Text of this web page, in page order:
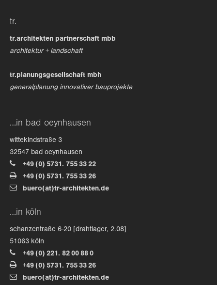
+44 1234 567 890
drop us a line
adipiscing elit.
sociis natoque penatibus et magnis dis parturient
montes, nascetur ridiculus mus. donec quam felis,
ultricies nec.
tr.
tr.architekten partnerschaft mbb
architektur + landschaft
tr.planungsgesellschaft mbh
generalplanung innovativer bauprojekte
…in bad oeynhausen
wittekindstraße 3
32547 bad oeynhausen
+49 (0) 5731. 755 33 22
+49 (0) 5731. 755 33 26
buero(at)tr-architekten.de
…in köln
schanzentraße 6-20 [drahtlager, 2.08]
51063 köln
+49 (0) 221. 82 00 88 0
+49 (0) 5731. 755 33 26
buero(at)tr-architekten.de